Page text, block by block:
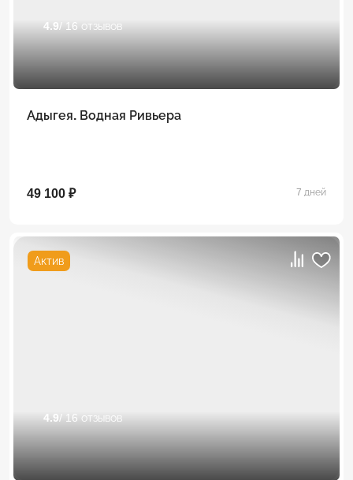
4.9 / 16 отзывов
Адыгея. Водная Ривьера
49 100 ₽ 7 дней
Актив
4.9/ 16 отзывов